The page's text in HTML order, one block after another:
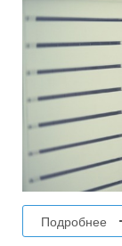
Подробнее